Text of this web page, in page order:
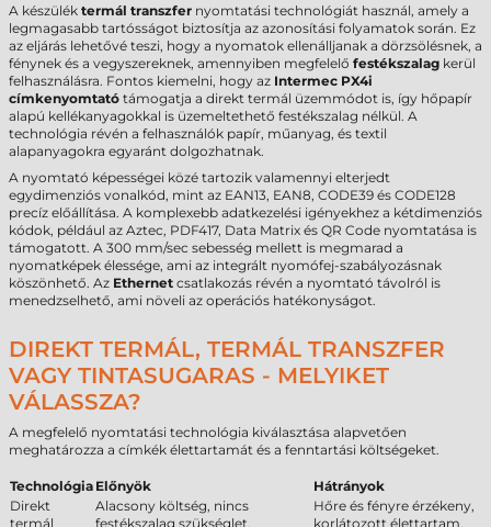
A készülék termál transzfer nyomtatási technológiát használ, amely a
legmagasabb tartósságot biztosítja az azonosítási folyamatok során. Ez
az eljárás lehetővé teszi, hogy a nyomatok ellenálljanak a dörzsölésnek, a
fénynek és a vegyszereknek, amennyiben megfelelő festékszalag kerül
felhasználásra. Fontos kiemelni, hogy az Intermec PX4i
címkenyomtató támogatja a direkt termál üzemmódot is, így hőpapír
alapú kellékanyagokkal is üzemeltethető festékszalag nélkül. A
technológia révén a felhasználók papír, műanyag, és textil
alapanyagokra egyaránt dolgozhatnak.
A nyomtató képességei közé tartozik valamennyi elterjedt
egydimenziós vonalkód, mint az EAN13, EAN8, CODE39 és CODE128
precíz előállítása. A komplexebb adatkezelési igényekhez a kétdimenziós
kódok, például az Aztec, PDF417, Data Matrix és QR Code nyomtatása is
támogatott. A 300 mm/sec sebesség mellett is megmarad a
nyomatképek élessége, ami az integrált nyomófej-szabályozásnak
köszönhető. Az Ethernet csatlakozás révén a nyomtató távolról is
menedzselhető, ami növeli az operációs hatékonyságot.
DIREKT TERMÁL, TERMÁL TRANSZFER
VAGY TINTASUGARAS - MELYIKET
VÁLASSZA?
A megfelelő nyomtatási technológia kiválasztása alapvetően
meghatározza a címkék élettartamát és a fenntartási költségeket.
Technológia Előnyök
Hátrányok
Direkt
termál
Alacsony költség, nincs
festékszalag szükséglet.
Hőre és fényre érzékeny,
korlátozott élettartam.